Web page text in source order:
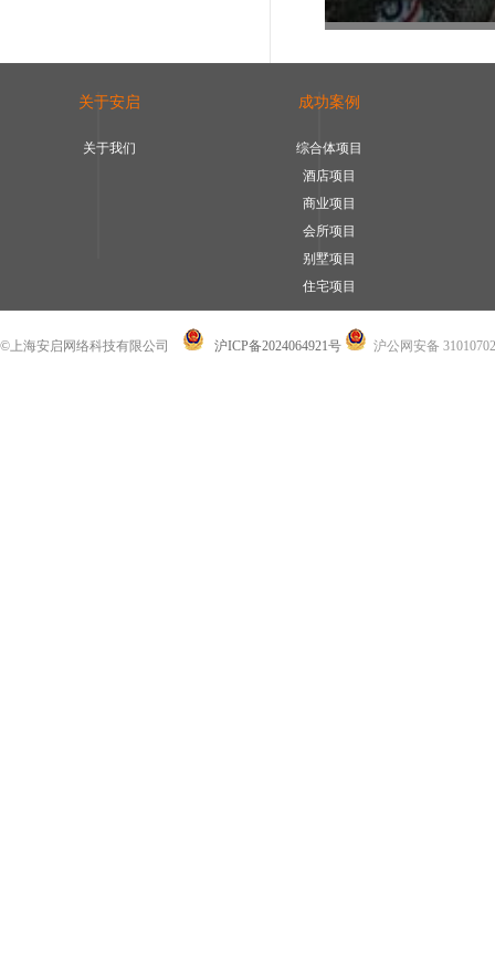
关于安启
关于我们
成功案例
综合体项目
酒店项目
商业项目
会所项目
别墅项目
住宅项目
©上海安启网络科技有限公司 沪ICP备2024064921号 沪公网安备